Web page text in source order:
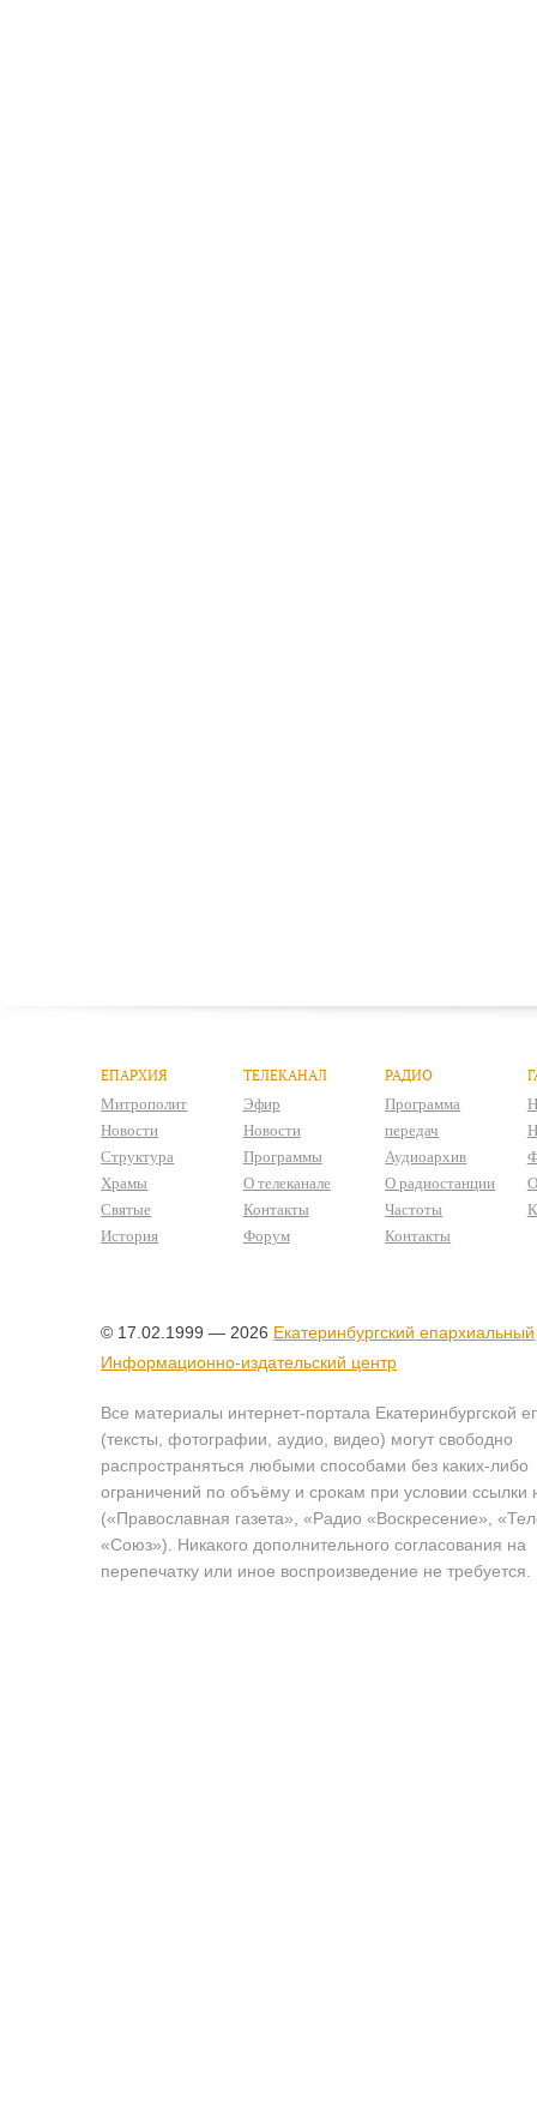
ЕПАРХИЯ
Митрополит
Новости
Структура
Храмы
Святые
История
ТЕЛЕКАНАЛ
Эфир
Новости
Программы
О телеканале
Контакты
Форум
РАДИО
Программа
передач
Аудиоархив
О радиостанции
Частоты
Контакты
© 17.02.1999 — 2026 Екатеринбургский епархиальный
Информационно-издательский центр
Все материалы интернет-портала Екатеринбургской
(тексты, фотографии, аудио, видео) могут свободно
распространяться любыми способами без каких-либо
ограничений по объёму и срокам при условии ссылки
(«Православная газета», «Радио «Воскресение»,
«Союз»). Никакого дополнительного согласования на
перепечатку или иное воспроизведение не требуется.